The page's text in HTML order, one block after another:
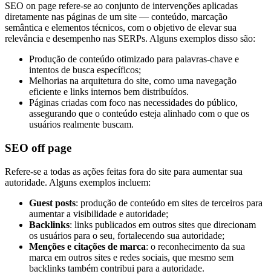
SEO on page refere-se ao conjunto de intervenções aplicadas
diretamente nas páginas de um site — conteúdo, marcação
semântica e elementos técnicos, com o objetivo de elevar sua
relevância e desempenho nas SERPs. Alguns exemplos disso são:
Produção de conteúdo otimizado para palavras-chave e
intentos de busca específicos;
Melhorias na arquitetura do site, como uma navegação
eficiente e links internos bem distribuídos.
Páginas criadas com foco nas necessidades do público,
assegurando que o conteúdo esteja alinhado com o que os
usuários realmente buscam.
SEO off page
Refere-se a todas as ações feitas fora do site para aumentar sua
autoridade. Alguns exemplos incluem:
Guest posts: produção de conteúdo em sites de terceiros para
aumentar a visibilidade e autoridade;
Backlinks: links publicados em outros sites que direcionam
os usuários para o seu, fortalecendo sua autoridade;
Menções e citações de marca: o reconhecimento da sua
marca em outros sites e redes sociais, que mesmo sem
backlinks também contribui para a autoridade.